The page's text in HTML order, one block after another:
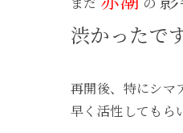
渋かったで
再開後、特にシマ
早く活性してもら